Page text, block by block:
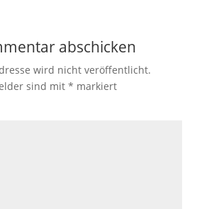
abschicken
wird nicht veröffentlicht.
sind mit * markiert